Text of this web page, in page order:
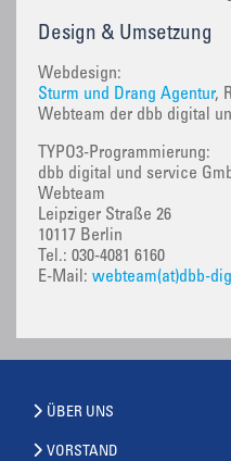
Design & Umsetzung
Webdesign:
Sturm und Drang Agentur,
Webteam der dbb digital
TYPO3-Programmierung:
dbb digital und service
Webteam
Leipziger Straße 26
10117 Berlin
Tel.: 030-4081 6160
E-Mail: webteam(at)dbb-
ÜBER UNS
VORSTAND